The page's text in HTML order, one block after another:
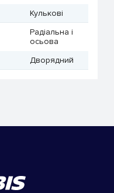
Кулькові
Радіальна і
осьова
Дворядний